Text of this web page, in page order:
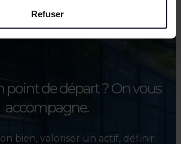
Refuser
point de départ ?On vous
accompagne.
bien, valoriser un actif, définir